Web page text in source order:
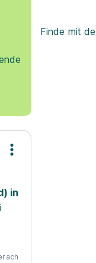
in
Finde mit